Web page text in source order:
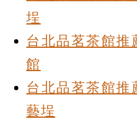
埕
台北品茗茶館推
館
台北品茗茶館推
藝埕